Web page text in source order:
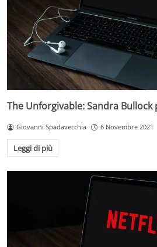
The Unforgivable: Sandra
Giovanni Spadavecchia 6 Novembre 2021
Leggi di più